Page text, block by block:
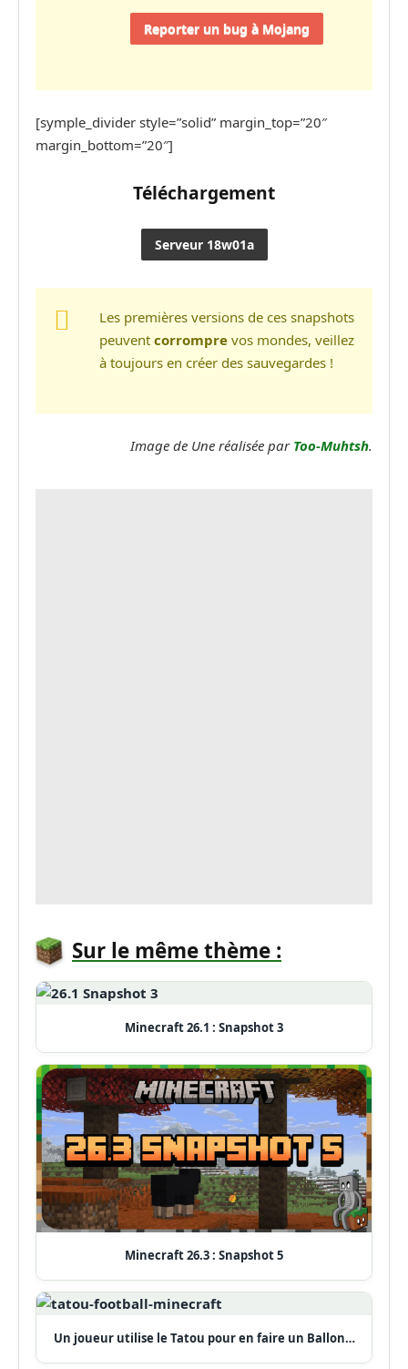
Reporter un bug à Mojang
[symple_divider style=”solid” margin_top=”20″
margin_bottom=”20″]
Téléchargement
Serveur 18w01a
Les premières versions de ces snapshots
peuvent corrompre vos mondes, veillez
à toujours en créer des sauvegardes !
Image de Une réalisée par Too-Muhtsh.
Sur le même thème :
Minecraft 26.1 : Snapshot 3
Minecraft 26.3 : Snapshot 5
Un joueur utilise le Tatou pour en faire un Ballon…